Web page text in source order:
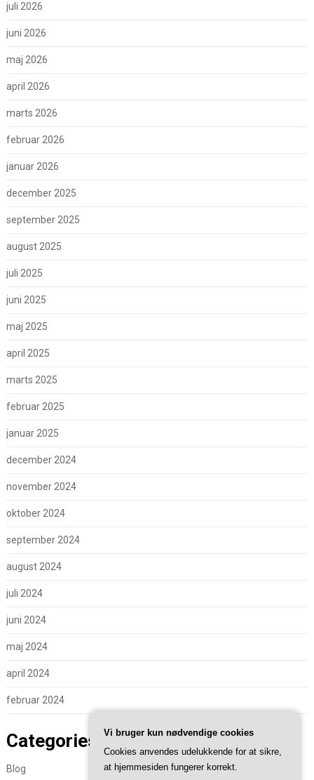
juli 2026
juni 2026
maj 2026
april 2026
marts 2026
februar 2026
januar 2026
december 2025
september 2025
august 2025
juli 2025
juni 2025
maj 2025
april 2025
marts 2025
februar 2025
januar 2025
december 2024
november 2024
oktober 2024
september 2024
august 2024
juli 2024
juni 2024
maj 2024
april 2024
februar 2024
Categories
Blog
Vi bruger kun nødvendige cookies
Cookies anvendes udelukkende for at sikre,
at hjemmesiden fungerer korrekt.